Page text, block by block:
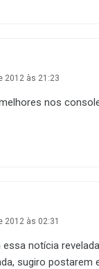
2012 às 21:23
nos
2012 às 02:31
notícia
sugiro postarem